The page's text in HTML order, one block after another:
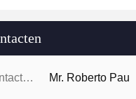
Contacten: Mr. Roberto Pau